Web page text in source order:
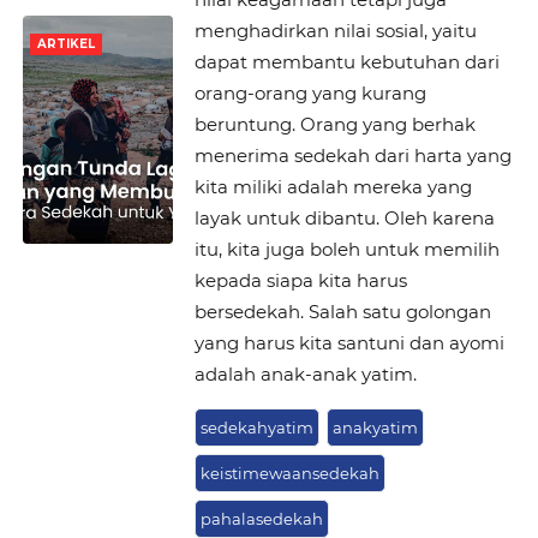
ARTIKEL
menghadirkan nilai sosial, yaitu
dapat membantu kebutuhan dari
orang-orang yang kurang
beruntung. Orang yang berhak
menerima sedekah dari harta yang
kita miliki adalah mereka yang
layak untuk dibantu. Oleh karena
itu, kita juga boleh untuk memilih
kepada siapa kita harus
bersedekah. Salah satu golongan
yang harus kita santuni dan ayomi
adalah anak-anak yatim.
sedekahyatim anakyatim
keistimewaansedekah
pahalasedekah